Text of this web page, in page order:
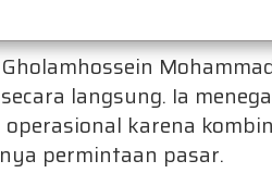
langsung. Ia
karena
permintaan pasar.